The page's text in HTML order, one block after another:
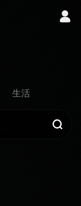
生活